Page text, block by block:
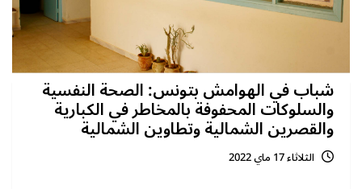
شباب في الهوامش بتونس: الصحة النفسية
والسلوكات المحفوفة بالمخاطر في الكبارية
والقصرين الشمالية وتطاوين الشمالية
الثلاثاء 17 ماي 2022